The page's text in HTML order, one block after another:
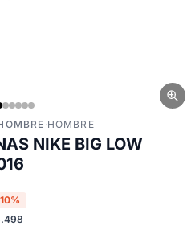
·HOMBRE
NIKE BIG LOW